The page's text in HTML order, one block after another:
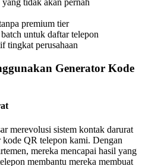
tidak akan pernah
premium tier
untuk daftar telepon
tingkat perusahaan
Generator Kode
merevolusi sistem kontak darurat
kode QR telepon kami. Dengan
mereka mencapai hasil yang
membantu mereka membuat